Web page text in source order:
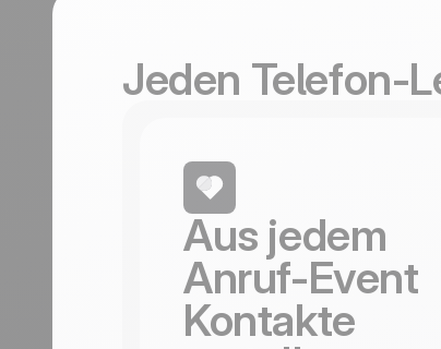
Jeden Telefon-
Aus jedem
Anruf-Event
Kontakte